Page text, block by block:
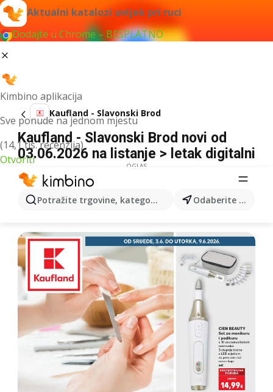
Aktualni katalozi uvijek pri ruci
Dodajte u Chrome – BESPLATNO
Kimbino aplikacija
Sve ponude na jednom mjestu
(14,1 tis. recenzija)
Otvoriti
Potražite trgovine, kategorije, proizvode... Odaberite grad
Kaufland - Slavonski Brod
Kaufland - Slavonski Brod novi od
03.06.2026 na listanje > letak digitalni
OGLAS